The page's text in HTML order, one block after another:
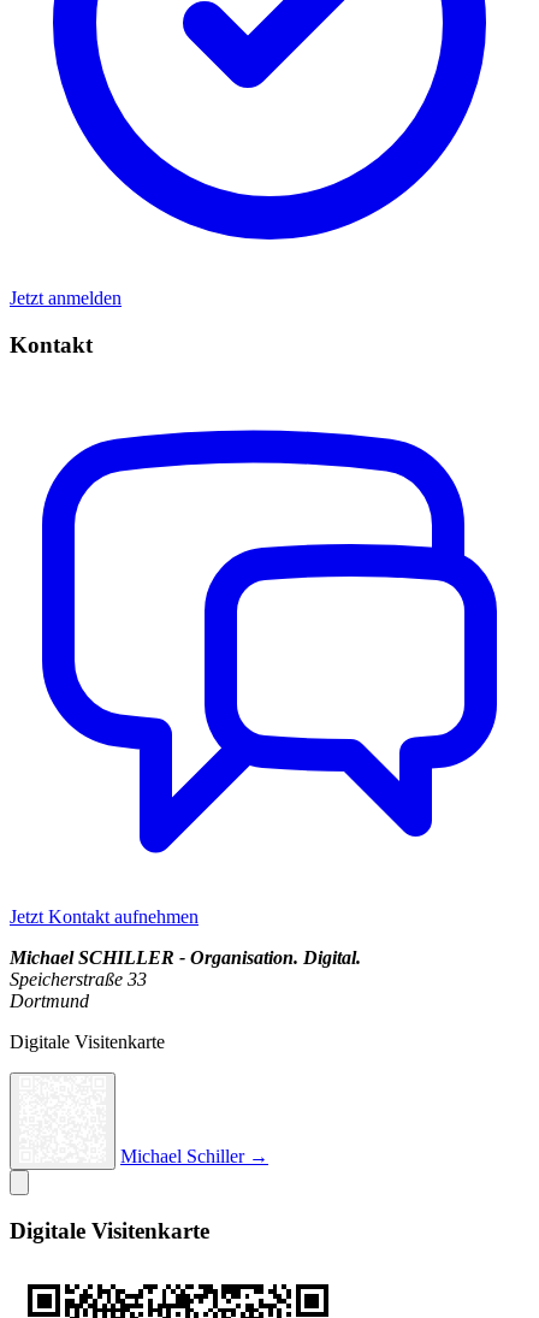
Jetzt anmelden
Kontakt
Jetzt Kontakt aufnehmen
Michael SCHILLER - Organisation. Digital.
Speicherstraße 33
Dortmund
Digitale Visitenkarte
Michael Schiller →
Digitale Visitenkarte